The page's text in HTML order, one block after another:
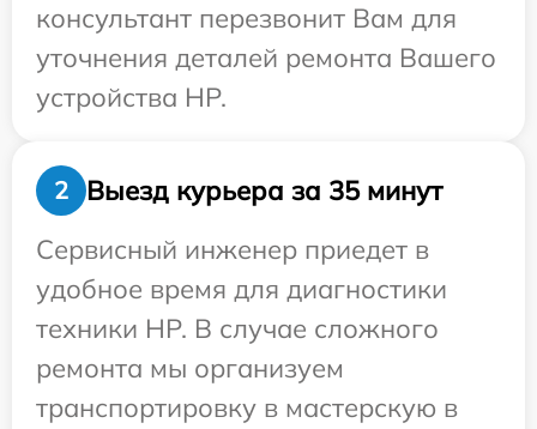
консультант перезвонит Вам для
уточнения деталей ремонта Вашего
устройства HP.
2
Выезд курьера за 35 минут
Сервисный инженер приедет в
удобное время для диагностики
техники HP. В случае сложного
ремонта мы организуем
транспортировку в мастерскую в